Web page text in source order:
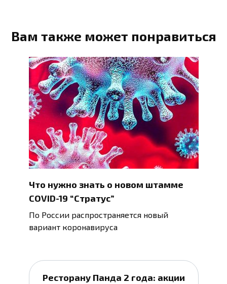
Вам также может понравиться
Что нужно знать о новом штамме
COVID-19 “Стратус”
По России распространяется новый
вариант коронавируса
Ресторану Панда 2 года: акции